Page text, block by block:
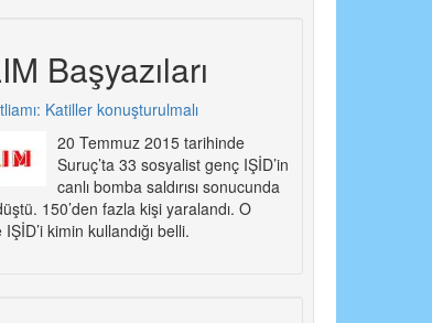
Başyazıları
Katiller konuşturulmalı
20 Temmuz 2015 tarihinde
Suruç’ta 33 sosyalist genç IŞİD’in
canlı bomba saldırısı sonucunda
150’den fazla kişi yaralandı. O
kimin kullandığı belli.